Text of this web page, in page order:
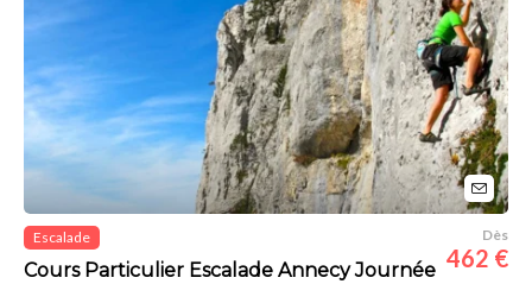
Escalade
Cours Particulier Escalade Annecy Journée
Dès
462 €